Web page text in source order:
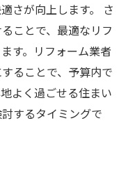
さが向上します。 さ
ことで、最適なリフ
す。リフォーム業者
ることで、予算内で
よく過ごせる住まい
するタイミングで